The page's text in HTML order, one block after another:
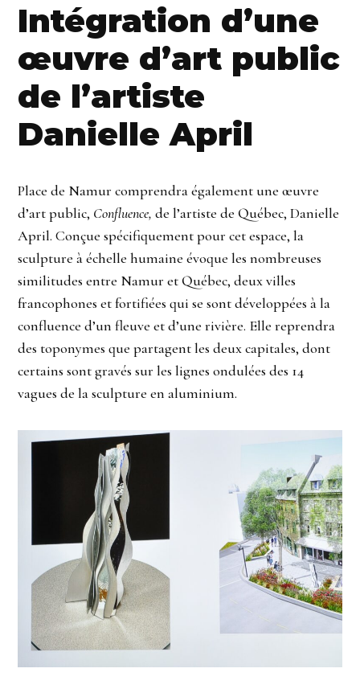
Intégration d’une
œuvre d’art public
de l’artiste
Danielle April
Place de Namur comprendra également une œuvre
d’art public, Confluence,de l’artiste de Québec, Danielle
April. Conçue spécifiquement pour cet espace, la
sculpture à échelle humaine évoque les nombreuses
similitudes entre Namur et Québec, deux villes
francophones et fortifiées qui se sont développées à la
confluence d’un fleuve et d’une rivière. Elle reprendra
des toponymes que partagent les deux capitales, dont
certains sont gravés sur les lignes ondulées des 14
vagues de la sculpture en aluminium.